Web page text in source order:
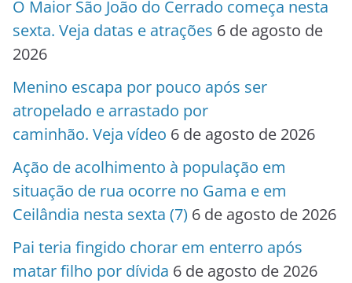
O Maior São João do Cerrado começa nesta
sexta. Veja datas e atrações 6 de agosto de
2026
Menino escapa por pouco após ser
atropelado e arrastado por
caminhão. Veja vídeo 6 de agosto de 2026
Ação de acolhimento à população em
situação de rua ocorre no Gama e em
Ceilândia nesta sexta (7) 6 de agosto de 2026
Pai teria fingido chorar em enterro após
matar filho por dívida 6 de agosto de 2026